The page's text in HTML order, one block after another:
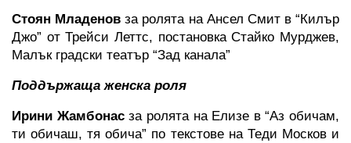
Стоян Младенов за ролята на Ансел Смит в “Килър
Джо” от Трейси Леттс, постановка Стайко Мурджев,
Малък градски театър “Зад канала”
Поддържаща женска роля
Ирини Жамбонас за ролята на Елизе в “Аз обичам,
ти обичаш, тя обича” по текстове на Теди Москов и